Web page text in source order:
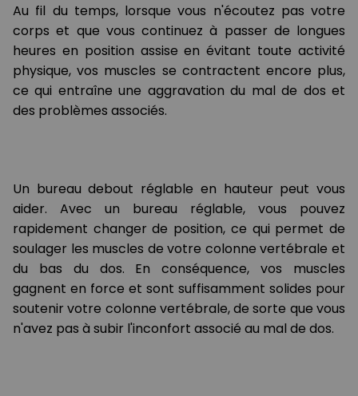
Au fil du temps, lorsque vous n'écoutez pas votre
corps et que vous continuez à passer de longues
heures en position assise en évitant toute activité
physique, vos muscles se contractent encore plus,
ce qui entraîne une aggravation du mal de dos et
des problèmes associés.
Un bureau debout réglable en hauteur peut vous
aider. Avec un bureau réglable, vous pouvez
rapidement changer de position, ce qui permet de
soulager les muscles de votre colonne vertébrale et
du bas du dos. En conséquence, vos muscles
gagnent en force et sont suffisamment solides pour
soutenir votre colonne vertébrale, de sorte que vous
n'avez pas à subir l'inconfort associé au mal de dos.